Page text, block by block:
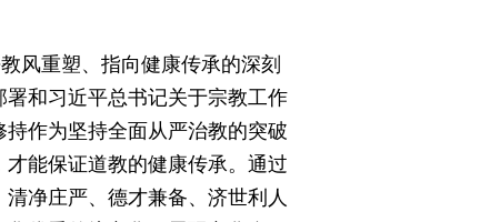
风重塑、指向健康传承的深刻
和习近平总书记关于宗教工作
作为坚持全面从严治教的突破
能保证道教的健康传承。通过
净庄严、德才兼备、济世利人